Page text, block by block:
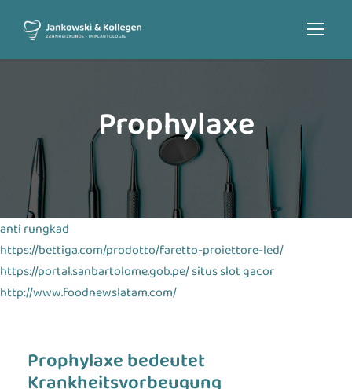
Prophylaxe
anti rungkad
https://bettiga.com/prodotto/faretto-proiettore-led/
https://portal.sanbartolome.gob.pe/situs slot gacor
http://www.foodnewslatam.com/
Prophylaxe bedeutet